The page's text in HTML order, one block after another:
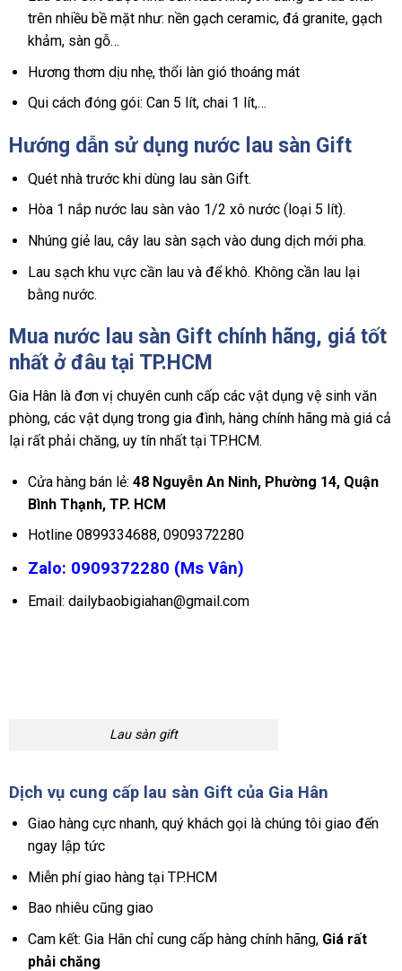
trên nhiều bề mặt như: nền gạch ceramic, đá granite, gạch
khảm, sàn gỗ…
Hương thơm dịu nhẹ, thổi làn gió thoáng mát
Qui cách đóng gói: Can 5 lít, chai 1 lít,…
Hướng dẫn sử dụng nước lau sàn Gift
Quét nhà trước khi dùng lau sàn Gift.
Hòa 1 nắp nước lau sàn vào 1/2 xô nước (loại 5 lít).
Nhúng giẻ lau, cây lau sàn sạch vào dung dịch mới pha.
Lau sạch khu vực cần lau và để khô. Không cần lau lại
bằng nước.
Mua nước lau sàn Gift chính hãng, giá tốt
nhất ở đâu tại TP.HCM
Gia Hân là đơn vị chuyên cunh cấp các vật dụng vệ sinh văn
phòng, các vật dụng trong gia đình, hàng chính hãng mà giá cả
lại rất phải chăng, uy tín nhất tại TP.HCM.
Cửa hàng bán lẻ: 48 Nguyễn An Ninh, Phường 14, Quận
Bình Thạnh, TP. HCM
Hotline 0899334688, 0909372280
Zalo: 0909372280 (Ms Vân)
Email: dailybaobigiahan@gmail.com
Lau sàn gift
Dịch vụ cung cấp lau sàn Gift của Gia Hân
Giao hàng cực nhanh, quý khách gọi là chúng tôi giao đến
ngay lập tức
Miễn phí giao hàng tại TP.HCM
Bao nhiêu cũng giao
Cam kết: Gia Hân chỉ cung cấp hàng chính hãng, Giá rất
phải chăng